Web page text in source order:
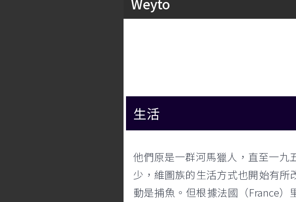
生活
他們原是一群河馬獵人，直至一
少，維圖族的生活方式也開始有
動是捕魚。但根據法國（France